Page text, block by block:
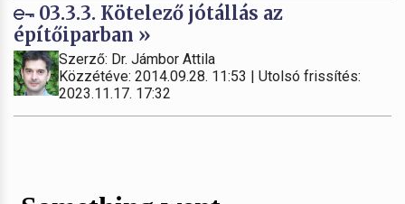
03.3.3. Kötelező jótállás az
építőiparban »
Szerző: Dr. Jámbor Attila
Közzétéve: 2014.09.28. 11:53 | Utolsó frissítés:
2023.11.17. 17:32